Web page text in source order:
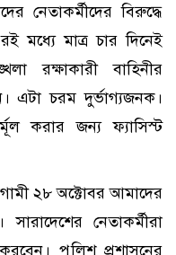
নেতাকর্মীদের বিরুদ্ধে
মধ্যে মাত্র চার দিনেই
রক্ষাকারী বাহিনীর
এটা চরম দুর্ভাগ্যজনক।
করার জন্য ফ্যাসিস্ট
২৮ অক্টোবর আমাদের
সারাদেশের নেতাকর্মীরা
পুলিশ প্রশাসনের